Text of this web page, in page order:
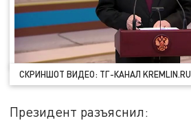
СКРИНШОТ ВИДЕО: ТГ-КАНАЛ KREMLIN.RU
Президент разъяснил: